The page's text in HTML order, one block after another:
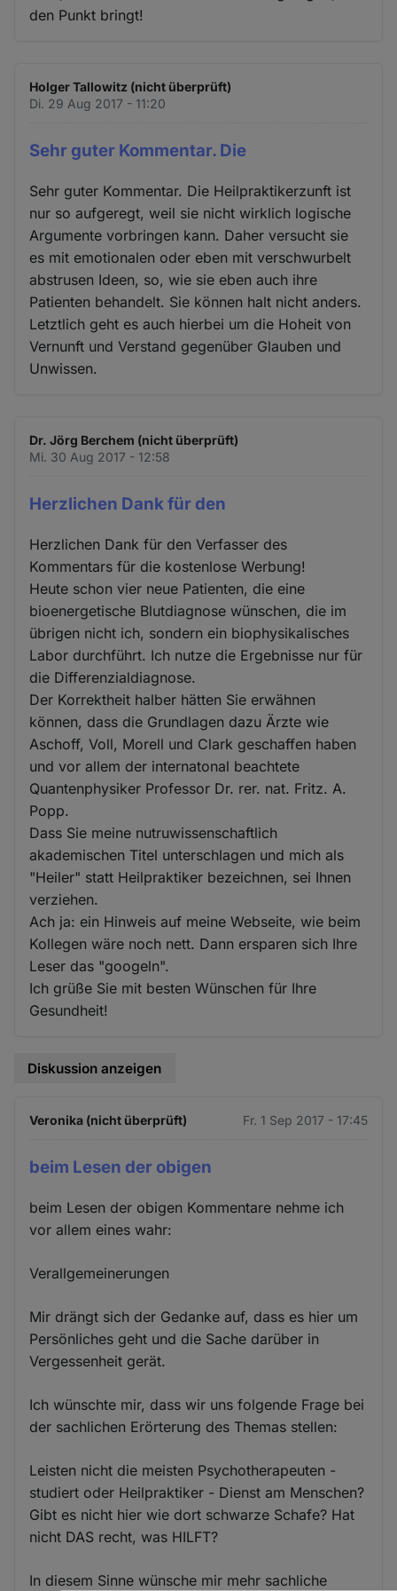
den Punkt bringt!
Holger Tallowitz (nicht überprüft)
Di. 29 Aug 2017 - 11:20
Sehr guter Kommentar. Die
Sehr guter Kommentar. Die Heilpraktikerzunft ist
nur so aufgeregt, weil sie nicht wirklich logische
Argumente vorbringen kann. Daher versucht sie
es mit emotionalen oder eben mit verschwurbelt
abstrusen Ideen, so, wie sie eben auch ihre
Patienten behandelt. Sie können halt nicht anders.
Letztlich geht es auch hierbei um die Hoheit von
Vernunft und Verstand gegenüber Glauben und
Unwissen.
Dr. Jörg Berchem (nicht überprüft)
Mi. 30 Aug 2017 - 12:58
Herzlichen Dank für den
Herzlichen Dank für den Verfasser des
Kommentars für die kostenlose Werbung!
Heute schon vier neue Patienten, die eine
bioenergetische Blutdiagnose wünschen, die im
übrigen nicht ich, sondern ein biophysikalisches
Labor durchführt. Ich nutze die Ergebnisse nur für
die Differenzialdiagnose.
Der Korrektheit halber hätten Sie erwähnen
können, dass die Grundlagen dazu Ärzte wie
Aschoff, Voll, Morell und Clark geschaffen haben
und vor allem der internatonal beachtete
Quantenphysiker Professor Dr. rer. nat. Fritz. A.
Popp.
Dass Sie meine nutruwissenschaftlich
akademischen Titel unterschlagen und mich als
"Heiler" statt Heilpraktiker bezeichnen, sei Ihnen
verziehen.
Ach ja: ein Hinweis auf meine Webseite, wie beim
Kollegen wäre noch nett. Dann ersparen sich Ihre
Leser das "googeln".
Ich grüße Sie mit besten Wünschen für Ihre
Gesundheit!
Diskussion anzeigen
Veronika (nicht überprüft) Fr. 1 Sep 2017 - 17:45
beim Lesen der obigen
beim Lesen der obigen Kommentare nehme ich
vor allem eines wahr:
Verallgemeinerungen
Mir drängt sich der Gedanke auf, dass es hier um
Persönliches geht und die Sache darüber in
Vergessenheit gerät.
Ich wünschte mir, dass wir uns folgende Frage bei
der sachlichen Erörterung des Themas stellen:
Leisten nicht die meisten Psychotherapeuten -
studiert oder Heilpraktiker - Dienst am Menschen?
Gibt es nicht hier wie dort schwarze Schafe? Hat
nicht DAS recht, was HILFT?
In diesem Sinne wünsche mir mehr sachliche